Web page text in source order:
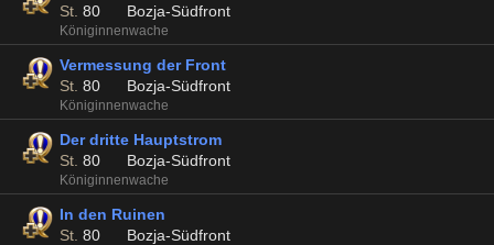
St. 80 Bozja-Südfront
Königinnenwache
Vermessung der Front
St. 80 Bozja-Südfront
Königinnenwache
Der dritte Hauptstrom
St. 80 Bozja-Südfront
Königinnenwache
In den Ruinen
St. 80 Bozja-Südfront